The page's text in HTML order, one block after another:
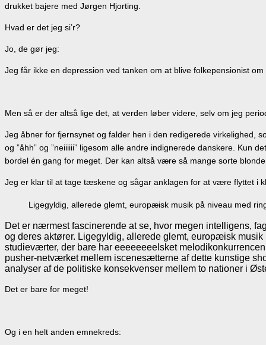
drukket bajere med Jørgen Hjorting.
Hvad er det jeg si’r?
Jo, de gør jeg:
Jeg får ikke en depression ved tanken om at blive folkepensionist
Men så er der altså lige det, at verden løber videre, selv om jeg
Jeg åbner for fjernsynet og falder hen i den redigerede virkelighed,
og ”åhh” og ”neiiiiii” ligesom alle andre indignerede danskere. Kun
bordel én gang for meget. Der kan altså være så mange sorte
Jeg er klar til at tage tæskene og sågar anklagen for at være flyttet i
Ligegyldig, allerede glemt, europæisk musik på niveau med
Det er nærmest fascinerende at se, hvor megen intelligens,
og deres aktører. Ligegyldig, allerede glemt, europæisk
studieværter, der bare har eeeeeeeelsket
pusher-netværket mellem iscenesætterne af dette kunstige
analyser af de politiske konsekvenser mellem to nationer i
Det er bare for meget!
Og i en helt anden emnekreds: